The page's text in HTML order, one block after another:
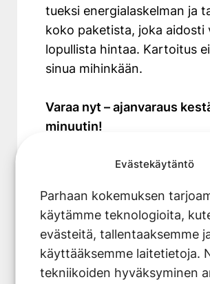
Evästekäytäntö
Parhaan kokemuksen
käytämme teknologioita,
evästeitä, tallentaaksemme
käyttääksemme laitetietoja.
tekniikoiden hyväksyminen
tueksi energialaskelman ja
koko paketista, joka aidosti
lopullista hintaa. Kartoitus
sinua mihinkään.
Varaa nyt – ajanvaraus
minuutin!